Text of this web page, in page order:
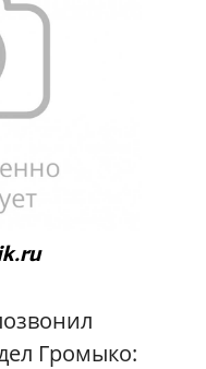
Громыко: